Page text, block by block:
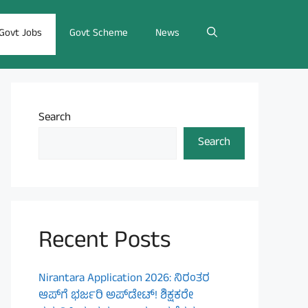
Jobs Govt Scheme News
Search
Search
Recent Posts
Nirantara Application 2026: ನಿರಂತರ
ಆಪ್‌ಗೆ ಭರ್ಜರಿ ಅಪ್‌ಡೇಟ್! ಶಿಕ್ಷಕರೇ